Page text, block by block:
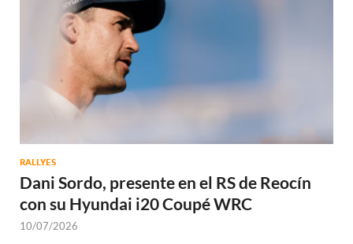
RALLYES
Dani Sordo, presente en el RS de Reocín
con su Hyundai i20 Coupé WRC
10/07/2026